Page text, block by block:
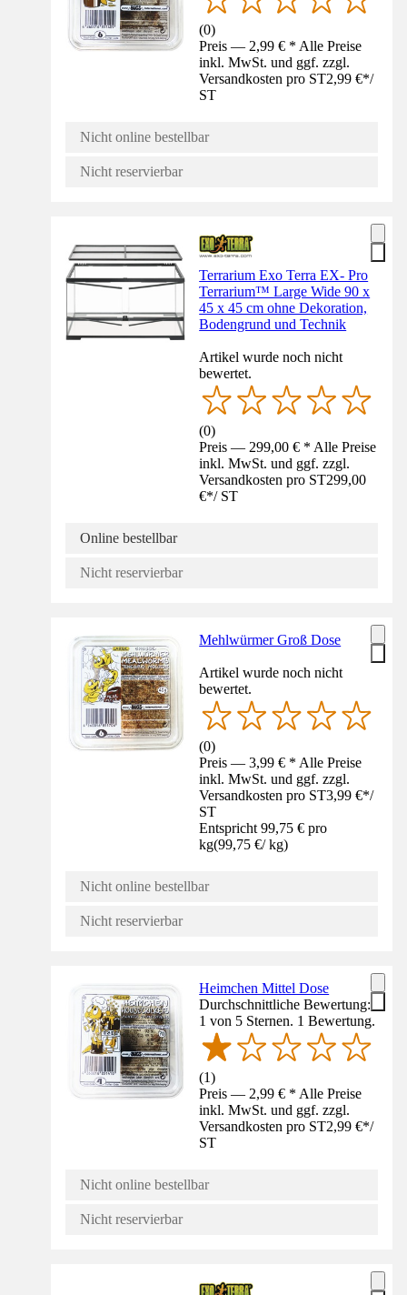
(0)
Preis — 2,99 € * Alle Preise
inkl. MwSt. und ggf. zzgl.
Versandkosten pro ST2,99 €*/
ST
Nicht online bestellbar
Nicht reservierbar
Terrarium Exo Terra EX- Pro
Terrarium™ Large Wide 90 x
45 x 45 cm ohne Dekoration,
Bodengrund und Technik
Artikel wurde noch nicht
bewertet.
(0)
Preis — 299,00 € * Alle Preise
inkl. MwSt. und ggf. zzgl.
Versandkosten pro ST299,00
€*/ ST
Online bestellbar
Nicht reservierbar
Mehlwürmer Groß Dose
Artikel wurde noch nicht
bewertet.
(0)
Preis — 3,99 € * Alle Preise
inkl. MwSt. und ggf. zzgl.
Versandkosten pro ST3,99 €*/
ST
Entspricht 99,75 € pro
kg(99,75 €/ kg)
Nicht online bestellbar
Nicht reservierbar
Heimchen Mittel Dose
Durchschnittliche Bewertung:
1 von 5 Sternen. 1 Bewertung.
(1)
Preis — 2,99 € * Alle Preise
inkl. MwSt. und ggf. zzgl.
Versandkosten pro ST2,99 €*/
ST
Nicht online bestellbar
Nicht reservierbar